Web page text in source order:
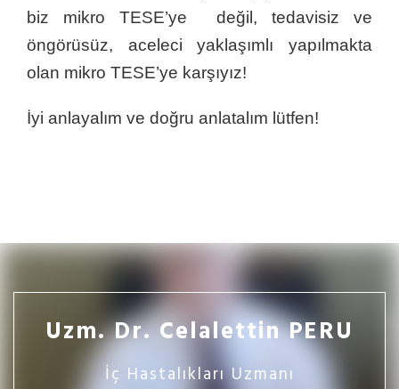
biz mikro TESE’ye değil, tedavisiz ve
öngörüsüz, aceleci yaklaşımlı yapılmakta
olan mikro TESE’ye karşıyız!
İyi anlayalım ve doğru anlatalım lütfen!
Uzm. Dr. Celalettin PERU
İç Hastalıkları Uzmanı